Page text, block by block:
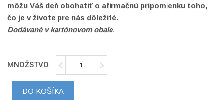
môžu Váš deň obohatiť o afirmačnú pripomienku toho,
čo je v živote pre nás dôležité.
Dodávané v kartónovom obale.
MNOŽSTVO
DO KOŠÍKA